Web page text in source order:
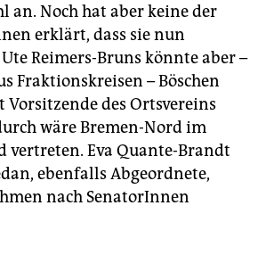
an. Noch hat aber keine der
erklärt, dass sie nun
Reimers-Bruns könnte aber –
Fraktionskreisen – Böschen
Vorsitzende des Ortsvereins
wäre Bremen-Nord im
vertreten. Eva Quante-Brandt
ebenfalls Abgeordnete,
nach SenatorInnen